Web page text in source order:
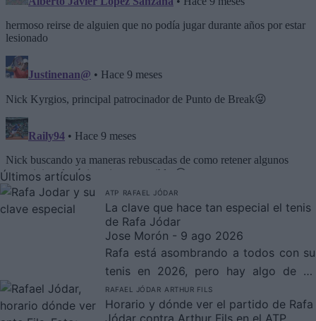
Últimos artículos
ATP RAFAEL JÓDAR
La clave que hace tan especial el tenis
de Rafa Jódar
Jose Morón - 9 ago 2026
Rafa está asombrando a todos con su
tenis en 2026, pero hay algo de su
juego que está llamando mucho la
atención.
RAFAEL JÓDAR ARTHUR FILS
Horario y dónde ver el partido de Rafa
Jódar contra Arthur Fils en el ATP